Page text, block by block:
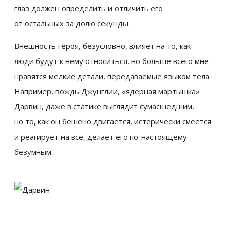
глаз должен определить и отличить его
от остальных за долю секунды.
Внешность героя, безусловно, влияет на то, как
люди будут к нему относиться, но больше всего мне
нравятся мелкие детали, передаваемые языком тела.
Например, вождь Джунглии, «ядерная мартышка»
Дарвин, даже в статике выглядит сумасшедшим,
но то, как он бешено двигается, истерически смеется
и реагирует на все, делает его по-настоящему
безумным.